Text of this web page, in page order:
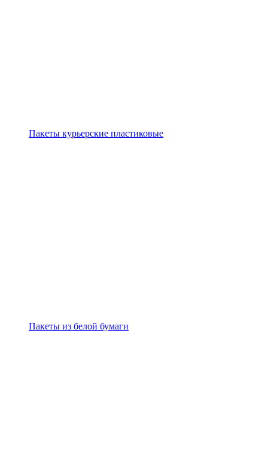
Пакеты курьерские пластиковые
Пакеты из белой бумаги